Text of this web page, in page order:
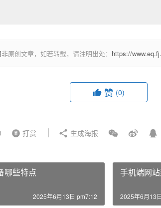
非原创文章，如若转载，请注明出处： https://
赞 (0)
打赏 生成海报
哪些特点
2025年6月13日 pm7:12
手机端网
2025年6月13